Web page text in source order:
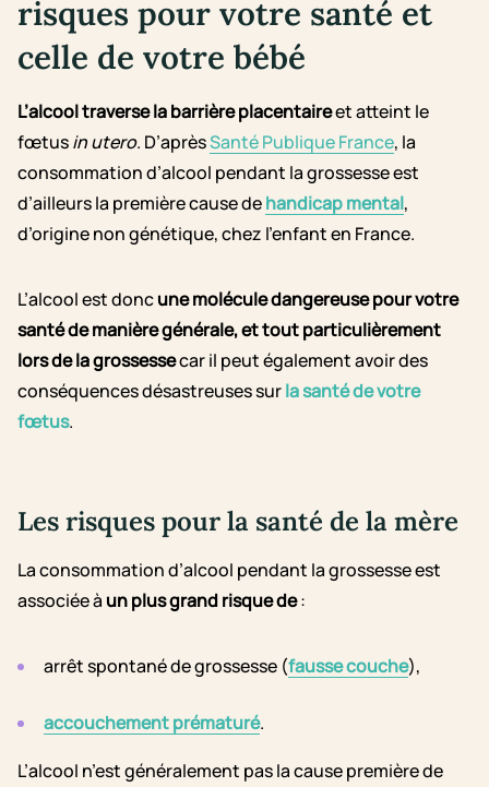
risques pour votre santé et
celle de votre bébé
L’alcool traverse la barrière placentaireet atteint le
fœtusin utero. D’aprèsSanté Publique France, la
consommation d’alcool pendant la grossesse est
d’ailleurs la première cause dehandicap mental,
d’origine non génétique, chez l’enfant en France.
L’alcool est doncune molécule dangereuse pour votre
santé de manière générale, et tout particulièrement
lors de la grossessecar il peut également avoir des
conséquences désastreuses surla santé de votre
fœtus.
Les risques pour la santé de la mère
La consommation d’alcool pendant la grossesse est
associée à un plus grand risque de:
arrêt spontané de grossesse (fausse couche),
accouchement prématuré.
L’alcool n’est généralement pas la cause première de